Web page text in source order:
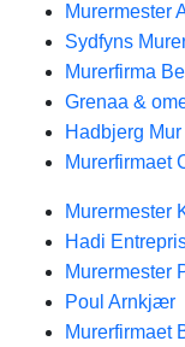
Murermester
Sydfyns
Murerfirma
Grenaa &
Hadbjerg
Murerfirmaet
Murermester
Hadi
Murermester
Poul Arnkjær
Murerfirmaet